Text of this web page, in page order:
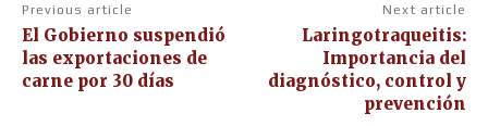
Previous article
El Gobierno suspendió
las exportaciones de
carne por 30 días
Next article
Laringotraqueitis:
Importancia del
diagnóstico, control y
prevención